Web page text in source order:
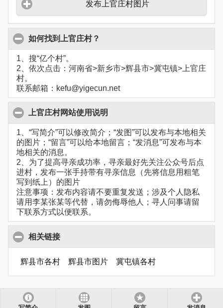
发布上官庄村图片
如何找到上官庄村？
1、搜“亿个村”。
2、依次点击：河南省>新乡市>辉县市>冀屯镇>上官庄
村。
联系邮箱：kefu@yigecun.net
上官庄村网站使用说明
1、“写简介”可以修改简介；“发图”可以发布与本地相关
的图片；“留言”可以给本地留言；“发消息”可发布与本
地相关的消息。
2、为了提高寻亲成功率，寻亲最好先关注公众号后点
进村，发布一张手持带有寻亲信息（先将信息用粗笔
写到纸上）的图片
注意事项：发布内容请不要重复发送；涉及个人隐私
请用李某张某等代替，请勿侮辱他人；寻人问事请留
下联系方式以便联系。
相关链接
辉县市各村 辉县市图片 冀屯镇各村